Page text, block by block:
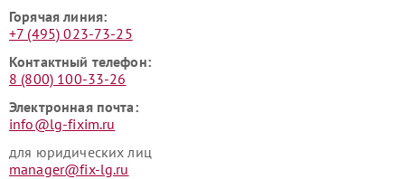
Горячая линия:
+7 (495) 023-73-25
Контактный телефон:
8 (800) 100-33-26
Электронная почта:
info@lg-fixim.ru
для юридических лиц
manager@fix-lg.ru